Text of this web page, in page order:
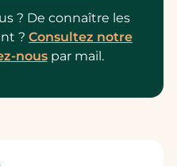
? De connaître les
? Consultez notre
nouspar mail.